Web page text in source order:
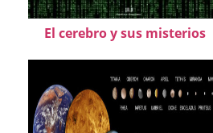
El cerebro y sus misterios